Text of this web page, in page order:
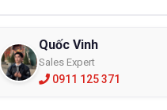
Quốc Vinh
Sales Expert
0911 125 371